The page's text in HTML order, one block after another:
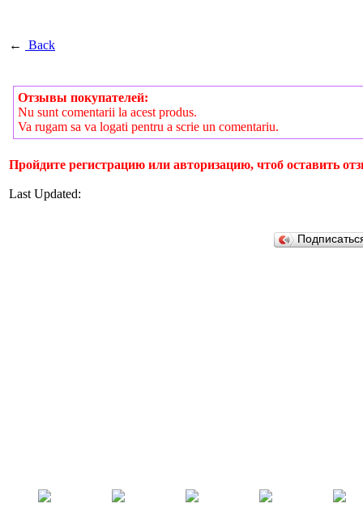
← Back
Отзывы покупателей:
Nu sunt comentarii la acest produs.
Va rugam sa va logati pentru a scrie un comentariu.
Пройдите регистрацию или авторизацию, чтоб оставить
Last Updated: